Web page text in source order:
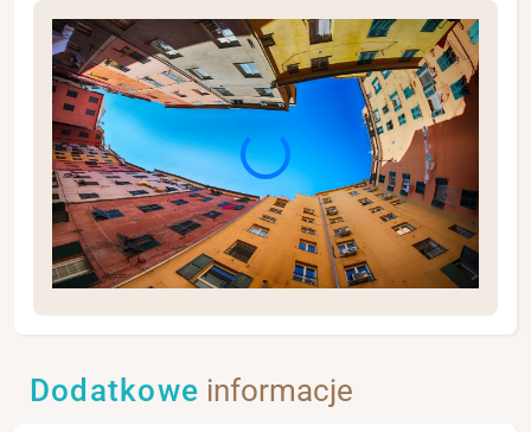
Genua jest stolicą Ligurii i przez odwiedzających
historią handlu morskiego sięgającą aż
Dodatkowe informacje